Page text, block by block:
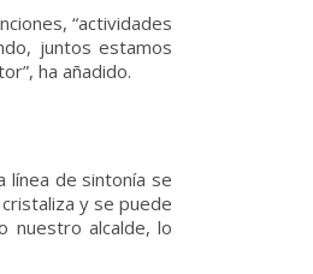
“actividades
juntos estamos
ha añadido.
línea de sintonía se
y se puede
nuestro alcalde, lo